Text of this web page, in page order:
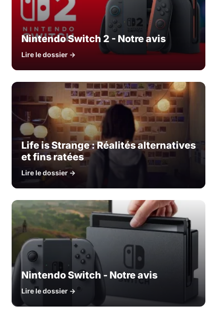
Nintendo Switch 2 - Notre avis
Lire le dossier →
Life is Strange : Réalités alternatives
et fins ratées
Lire le dossier →
Nintendo Switch - Notre avis
Lire le dossier →